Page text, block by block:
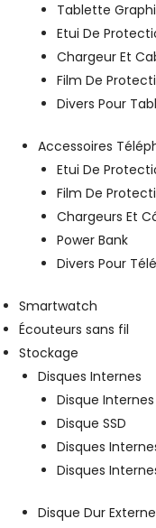
Tablette
Etui De
Chargeur Et
Film De
Divers Pour
Accessoires
Etui De
Film De
Chargeurs Et
Power Bank
Divers Pour
Smartwatch
Écouteurs sans fil
Stockage
Disques Internes
Disque
Disque SSD
Disques
Disques
Disque Dur Externe